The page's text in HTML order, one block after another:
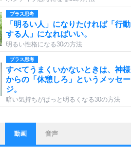
プラス思考
「明るい人」になりたければ「行動
する人」になればいい。
明るい性格になる30の方法
プラス思考
すべてうまくいかないときは、神様
からの「休憩しろ」というメッセー
ジ。
暗い気持ちがぱっと明るくなる30の方法
ストレス対策
他人と比べない。
動画 音声